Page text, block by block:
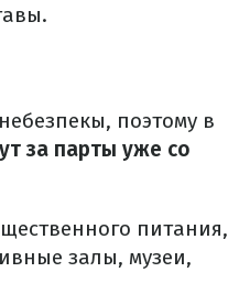
поэтому в
за парты уже со
питания,
залы, музеи,